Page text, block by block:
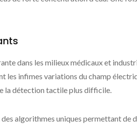
dans les milieux médicaux et
les infimes variations du champ
la détection tactile plus difficile.
algorithmes uniques permettant de